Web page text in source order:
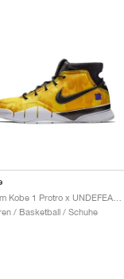
/ Basketball / Schuhe